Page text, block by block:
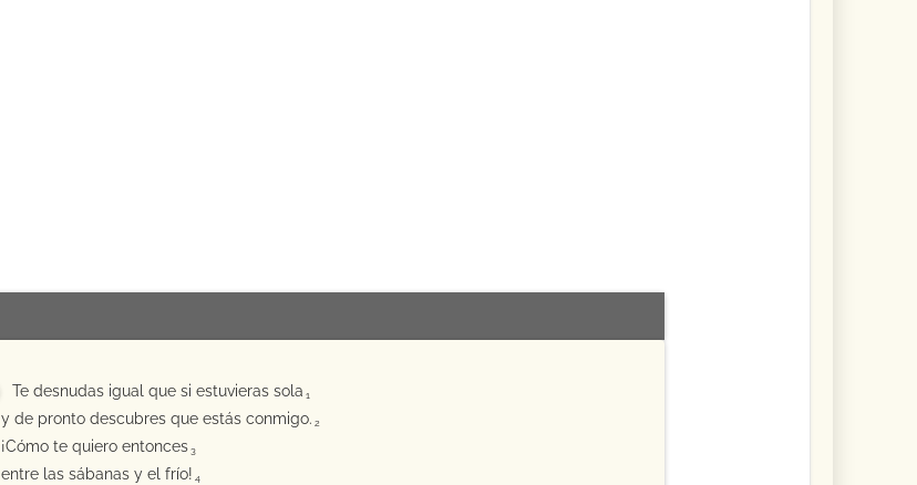
Te desnudas igual que si estuvieras sola 1
y de pronto descubres que estás conmigo. 2
¡Cómo te quiero entonces 3
entre las sábanas y el frío! 4